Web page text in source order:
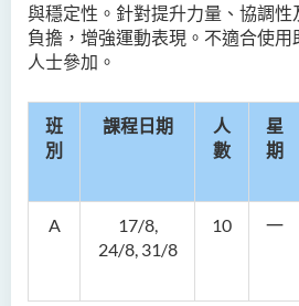
與穩定性。針對提升力量、協調性
負擔，增強運動表現。不適合使
人士參加。
班
別
課程日期
人
數
星
期
A
17/8,
24/8, 31/8
10 一